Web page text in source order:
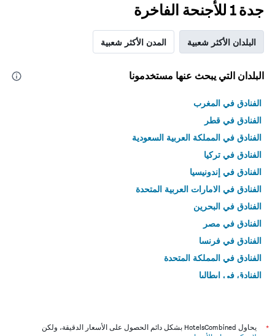
جدة 1 للأجنحة الفاخرة
البلدان الأكثر شعبية المدن الأكثر شعبية
البلدان التي يبحث عنها مستخدمونا
الفنادق في المغرب
الفنادق في قطر
الفنادق في المملكة العربية السعودية
الفنادق في تركيا
الفنادق في إندونيسيا
الفنادق في الامارات العربية المتحدة
الفنادق في البحرين
الفنادق في مصر
الفنادق في فرنسا
الفنادق في المملكة المتحدة
الفنادق في إيطاليا
*
يحاول HotelsCombined بشكل دائم الحصول على الأسعار الدقيقة، ولكن